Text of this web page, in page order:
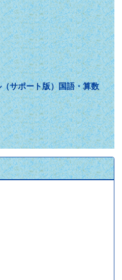
サポート版）国語・算数